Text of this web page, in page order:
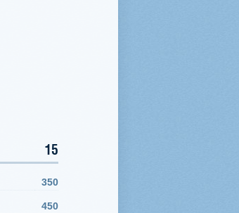
15
350
450